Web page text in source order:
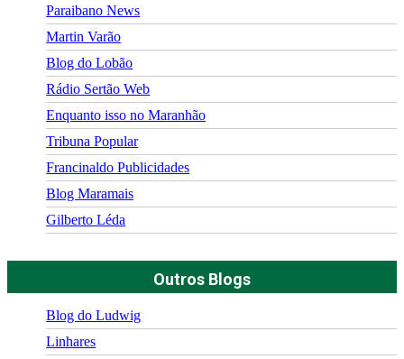
Paraibano News
Martin Varão
Blog do Lobão
Rádio Sertão Web
Enquanto isso no Maranhão
Tribuna Popular
Francinaldo Publicidades
Blog Maramais
Gilberto Léda
Outros Blogs
Blog do Ludwig
Linhares